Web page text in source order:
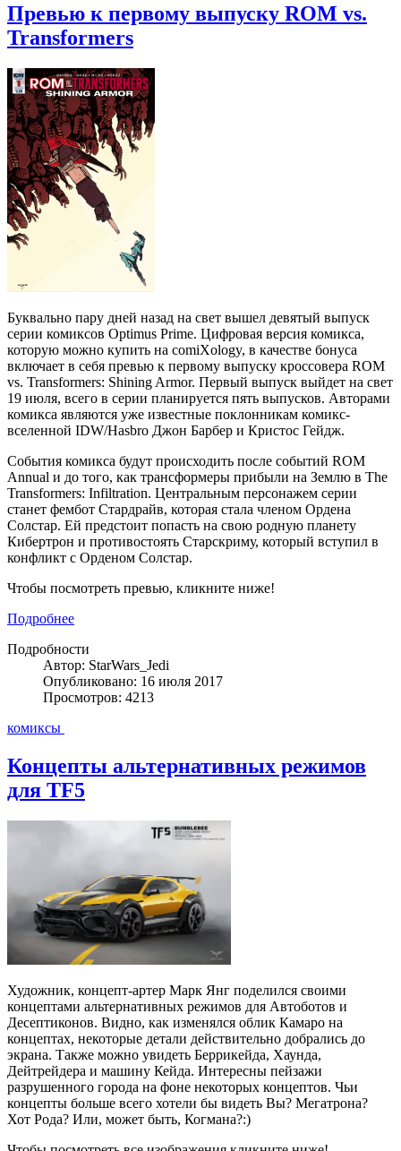
Превью к первому выпуску ROM vs.
Transformers
Буквально пару дней назад на свет вышел девятый выпуск
серии комиксов Optimus Prime. Цифровая версия комикса,
которую можно купить на comiXology, в качестве бонуса
включает в себя превью к первому выпуску кроссовера ROM
vs. Transformers: Shining Armor. Первый выпуск выйдет на свет
19 июля, всего в серии планируется пять выпусков. Авторами
комикса являются уже известные поклонникам комикс-
вселеннoй IDW/Hasbro Джон Барбер и Кристос Гейдж.
События комикса будут происходить после событий ROM
Annual и до того, как трансформеры прибыли на Землю в The
Transformers: Infiltration. Центральным персонажем серии
станет фембот Стардрайв, которая стала членом Ордена
Солстар. Ей предстоит попасть на свою родную планету
Кибертрон и противостоять Старскриму, который вступил в
конфликт с Орденом Солстар.
Чтобы посмотреть превью, кликните ниже!
Подробнее
Подробности
Автор: StarWars_Jedi
Опубликовано: 16 июля 2017
Просмотров: 4213
комиксы
Концепты альтернативных режимов
для TF5
Художник, концепт-артер Марк Янг поделился своими
концептами альтернативных режимов для Автоботов и
Десептиконов. Видно, как изменялся облик Камаро на
концептах, некоторые детали действительно добрались до
экрана. Также можно увидеть Беррикейда, Хаунда,
Дейтрейдера и машину Кейда. Интересны пейзажи
разрушенного города на фоне некоторых концептов. Чьи
концепты больше всего хотели бы видеть Вы? Мегатрона?
Хот Рода? Или, может быть, Когмана?:)